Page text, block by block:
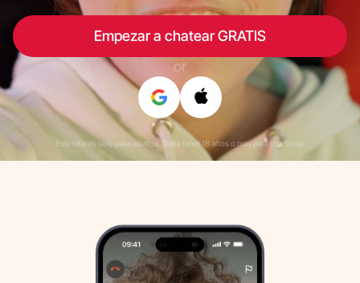
Empezar a chatear GRATIS
or
Este sitio es sólo para adultos. Debe tener 18 años o más para continuar.